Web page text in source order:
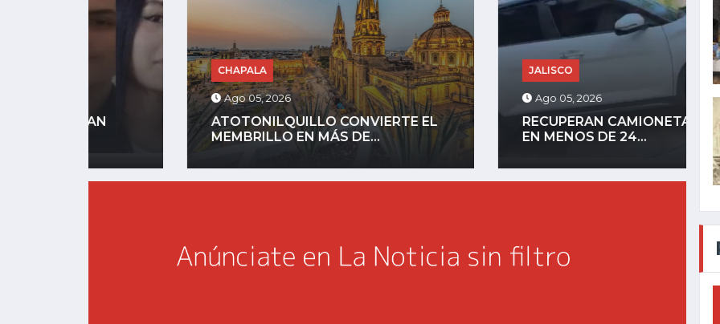
Ago 05, 2026
ATOTONILQUILLO CONVIERTE EL
MEMBRILLO EN MÁS DE...
JALISCO
Ago 05, 2026
RECUPERAN CAMIONETA ROBADA
EN MENOS DE 24...